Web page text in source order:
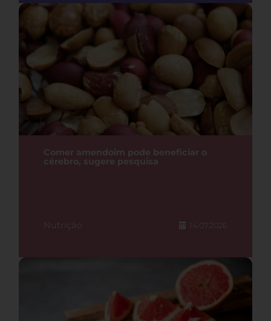
Comer amendoim pode beneficiar o
cérebro, sugere pesquisa
Nutrição 14.07.2026